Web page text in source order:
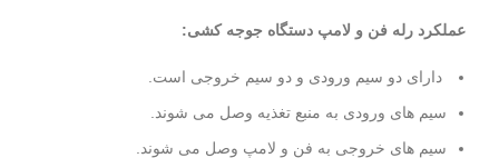
عملکرد رله فن و لامپ دستگاه جوجه کشی:
دارای دو سیم ورودی و دو سیم خروجی است.
سیم های ورودی به منبع تغذیه وصل می شوند.
سیم های خروجی به فن و لامپ وصل می شوند.